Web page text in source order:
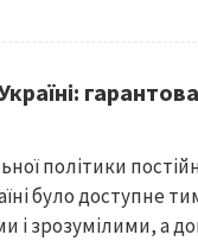
політики
було доступне
зрозумілими, а